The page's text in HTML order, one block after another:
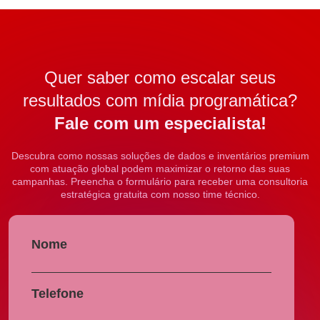
Quer saber como escalar seus
resultados com mídia programática?
Fale com um especialista!
Descubra como nossas soluções de dados e inventários premium
com atuação global podem maximizar o retorno das suas
campanhas. Preencha o formulário para receber uma consultoria
estratégica gratuita com nosso time técnico.
Nome
Telefone